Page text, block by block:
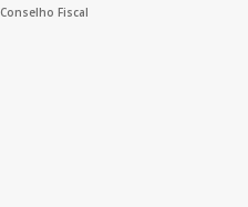
Conselho Fiscal